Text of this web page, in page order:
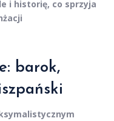
i historię, co sprzyja
barok,